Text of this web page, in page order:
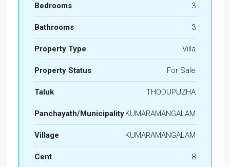
Bedrooms 3
Bathrooms 3
Property Type Villa
Property Status For Sale
Taluk THODUPUZHA
Panchayath/MunicipalityKUMARAMANGALAM
Village KUMARAMANGALAM
Cent 8